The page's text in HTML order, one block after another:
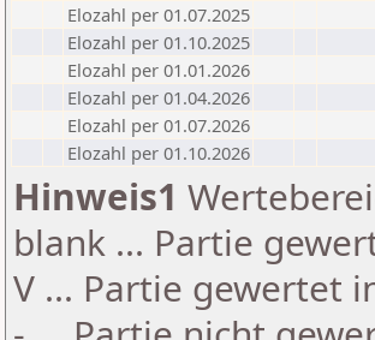
Elozahl per 01.07.2025
Elozahl per 01.10.2025
Elozahl per 01.01.2026
Elozahl per 01.04.2026
Elozahl per 01.07.2026
Elozahl per 01.10.2026
Hinweis1
blank ... Partie
V ... Partie gewertet